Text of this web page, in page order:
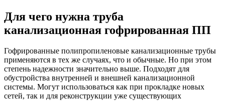
Для чего нужна труба
канализационная гофрированная ПП
Гофрированные полипропиленовые канализационные трубы
применяются в тех же случаях, что и обычные. Но при этом
степень надежности значительно выше. Подходят для
обустройства внутренней и внешней канализационной
системы. Могут использоваться как при прокладке новых
сетей, так и для реконструкции уже существующих